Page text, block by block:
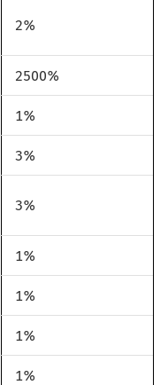
2%
2500%
1%
3%
3%
1%
1%
1%
1%